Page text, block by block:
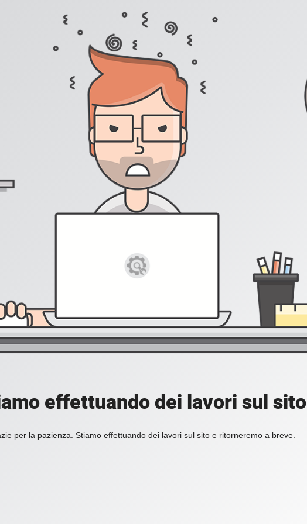
effettuando dei lavori sul sito
per la pazienza. Stiamo effettuando dei lavori sul sito e ritorneremo a breve.